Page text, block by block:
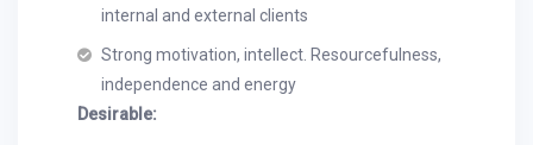
internal and external clients
Strong motivation, intellect. Resourcefulness,
independence and energy
Desirable: